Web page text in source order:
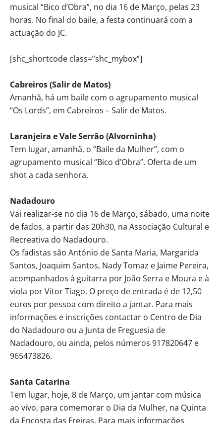
musical “Bico d’Obra”, no dia 16 de Março, pelas 23
horas. No final do baile, a festa continuará com a
actuação do JC.
[shc_shortcode class=”shc_mybox”]
Cabreiros (Salir de Matos)
Amanhã, há um baile com o agrupamento musical
“Os Lords”, em Cabreiros – Salir de Matos.
Laranjeira e Vale Serrão (Alvorninha)
Tem lugar, amanhã, o “Baile da Mulher”, com o
agrupamento musical “Bico d’Obra”. Oferta de um
shot a cada senhora.
Nadadouro
Vai realizar-se no dia 16 de Março, sábado, uma noite
de fados, a partir das 20h30, na Associação Cultural e
Recreativa do Nadadouro.
Os fadistas são António de Santa Maria, Margarida
Santos, Joaquim Santos, Nady Tomaz e Jaime Pereira,
acompanhados à guitarra por João Serra e Moura e à
viola por Vítor Tiago. O preço de entrada é de 12,50
euros por pessoa com direito a jantar. Para mais
informações e inscrições contactar o Centro de Dia
do Nadadouro ou a Junta de Freguesia de
Nadadouro, ou ainda, pelos números 917820647 e
965473826.
Santa Catarina
Tem lugar, hoje, 8 de Março, um jantar com música
ao vivo, para comemorar o Dia da Mulher, na Quinta
da Encosta das Freiras. Para mais informações